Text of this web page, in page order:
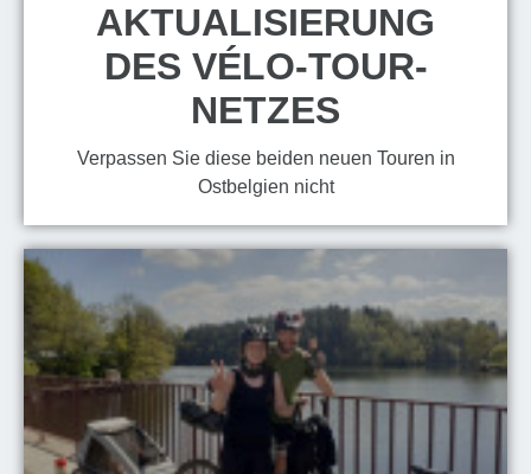
AKTUALISIERUNG
DES VÉLO-TOUR-
NETZES
Verpassen Sie diese beiden neuen Touren in
Ostbelgien nicht